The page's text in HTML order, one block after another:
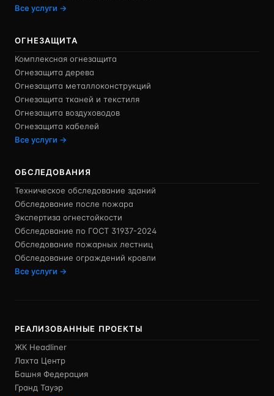
Все услуги →
ОГНЕЗАЩИТА
Комплексная огнезащита
Огнезащита дерева
Огнезащита металлоконструкций
Огнезащита тканей и текстиля
Огнезащита воздуховодов
Огнезащита кабелей
Все услуги →
ОБСЛЕДОВАНИЯ
Техническое обследование зданий
Обследование после пожара
Экспертиза огнестойкости
Обследование по ГОСТ 31937-2024
Обследование пожарных лестниц
Обследование ограждений кровли
Все услуги →
РЕАЛИЗОВАННЫЕ ПРОЕКТЫ
ЖК Headliner
Лахта Центр
Башня Федерация
Гранд Тауэр